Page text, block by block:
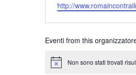
http://
Eventi from this
Notice Non sono stati trovati